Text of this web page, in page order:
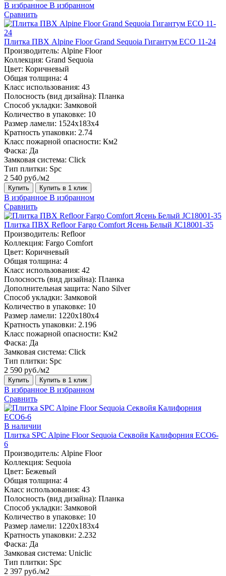
В избранное В избранном
Сравнить
Плитка ПВХ Alpine Floor Grand Sequoia Гигантум ECO 11-24
Производитель: Alpine Floor
Коллекция: Grand Sequoia
Цвет: Коричневый
Общая толщина: 4
Класс использования: 43
Полосность (вид дизайна): Планка
Способ укладки: Замковой
Количество в упаковке: 10
Размер ламели: 1524х183х4
Кратность упаковки: 2.74
Класс пожарной опасности: Км2
Фаска: Да
Замковая система: Click
Тип плитки: Spc
2 540 руб./м2
Купить Купить в 1 клик
В избранное В избранном
Сравнить
Плитка ПВХ Refloor Fargo Comfort Ясень Белый JC18001-35
Производитель: Refloor
Коллекция: Fargo Comfort
Цвет: Коричневый
Общая толщина: 4
Класс использования: 42
Полосность (вид дизайна): Планка
Дополнительная защита: Nano Silver
Способ укладки: Замковой
Количество в упаковке: 10
Размер ламели: 1220х180х4
Кратность упаковки: 2.196
Класс пожарной опасности: Км2
Фаска: Да
Замковая система: Click
Тип плитки: Spc
2 590 руб./м2
Купить Купить в 1 клик
В избранное В избранном
Сравнить
В наличии
Плитка SPC Alpine Floor Sequoia Секвойя Калифорния ECO6-
6
Производитель: Alpine Floor
Коллекция: Sequoia
Цвет: Бежевый
Общая толщина: 4
Класс использования: 43
Полосность (вид дизайна): Планка
Способ укладки: Замковой
Количество в упаковке: 10
Размер ламели: 1220х183х4
Кратность упаковки: 2.232
Фаска: Да
Замковая система: Uniclic
Тип плитки: Spc
2 397 руб./м2